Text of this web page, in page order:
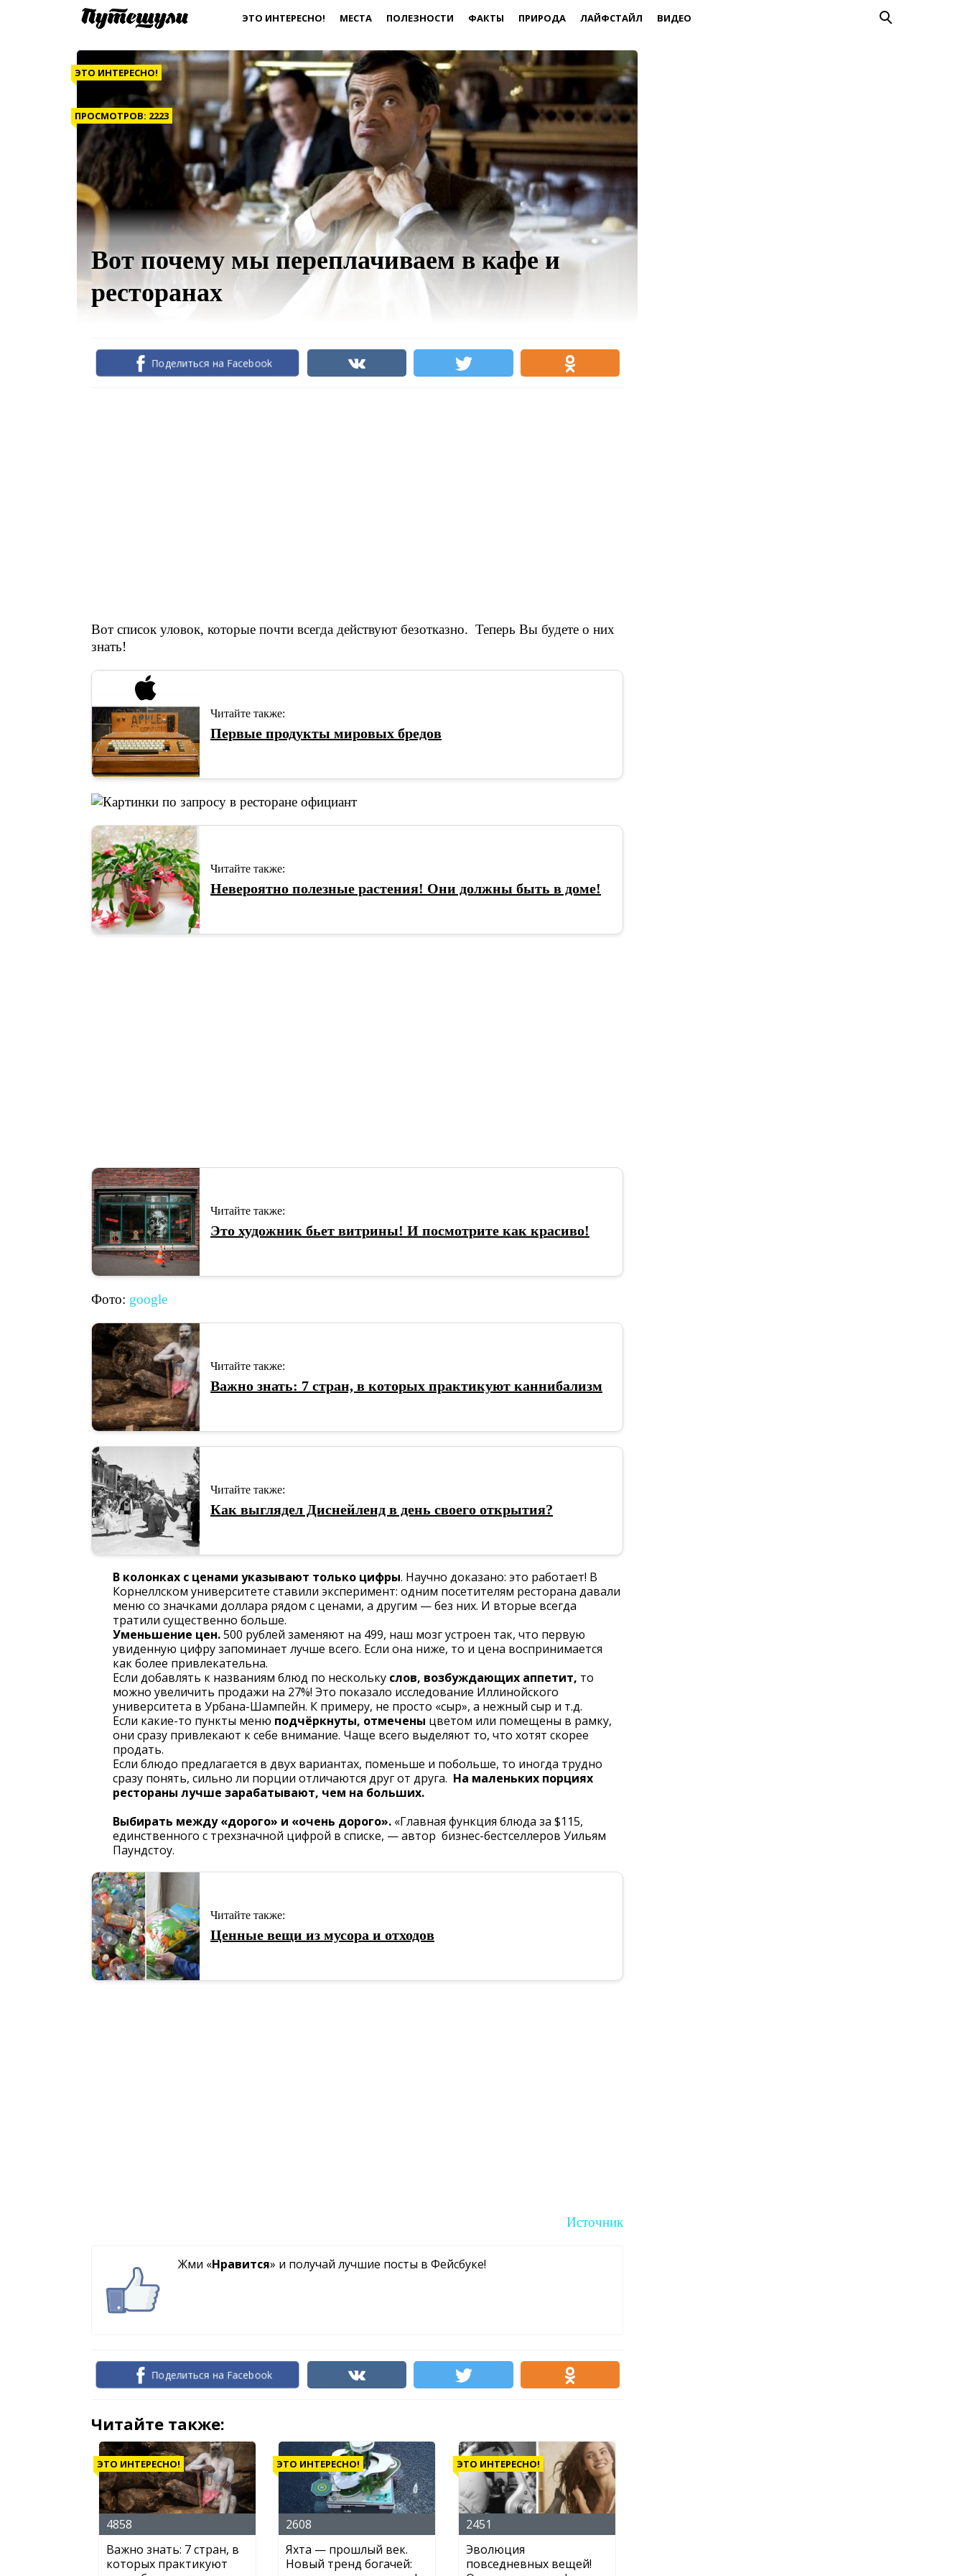
ЭТО ИНТЕРЕСНО! МЕСТА ПОЛЕЗНОСТИ ФАКТЫ ПРИРОДА ЛАЙФСТАЙЛ ВИДЕО
ЭТО ИНТЕРЕСНО!
ПРОСМОТРОВ: 2223
Вот почему мы переплачиваем в кафе и
ресторанах
Поделиться на Facebook
Вот список уловок, которые почти всегда действуют безотказно. Теперь Вы будете о них
знать!
Читайте также:
Первые продукты мировых бредов
Читайте также:
Невероятно полезные растения! Они должны быть в доме!
Читайте также:
Это художник бьет витрины! И посмотрите как красиво!
Фото: google
Читайте также:
​Важно знать: 7 стран, в которых практикуют каннибализм
Читайте также:
Как выглядел Диснейленд в день своего открытия?
В колонках с ценами указывают только цифры. Научно доказано: это работает! В
Корнеллском университете ставили эксперимент: одним посетителям ресторана давали
меню со значками доллара рядом с ценами, а другим — без них. И вторые всегда
тратили существенно больше.
Уменьшение цен.500 рублей заменяют на 499, наш мозг устроен так, что первую
увиденную цифру запоминает лучше всего. Если она ниже, то и цена воспринимается
как более привлекательна.
Если добавлять к названиям блюд по нескольку слов, возбуждающих аппетит, то
можно увеличить продажи на 27%! Это показало исследование Иллинойского
университета в Урбана-Шампейн. К примеру, не просто «сыр», а нежный сыр и т.д.
Если какие-то пункты меню подчёркнуты, отмечены цветом или помещены в рамку,
они сразу привлекают к себе внимание. Чаще всего выделяют то, что хотят скорее
продать.
Если блюдо предлагается в двух вариантах, поменьше и побольше, то иногда трудно
сразу понять, сильно ли порции отличаются друг от друга. На маленьких порциях
рестораны лучше зарабатывают, чем на больших.
Выбирать между «дорого» и «очень дорого». «Главная функция блюда за $115,
единственного с трехзначной цифрой в списке, — автор бизнес-бестселлеров Уильям
Паундстоу.
Читайте также:
Ценные вещи из мусора и отходов
Источник
Жми «Нравится» и получай лучшие посты в Фейсбуке!
Поделиться на Facebook
Читайте также:
ЭТО ИНТЕРЕСНО!
4858
​Важно знать: 7 стран, в
которых практикуют
ЭТО ИНТЕРЕСНО!
2608
Яхта — прошлый век.
Новый тренд богачей:
ЭТО ИНТЕРЕСНО!
2451
Эволюция
повседневных вещей!